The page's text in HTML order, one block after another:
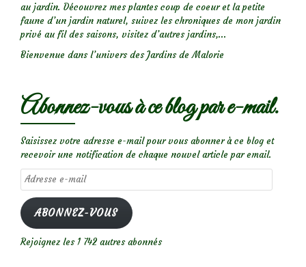
au jardin. Découvrez mes plantes coup de coeur et la petite
faune d’un jardin naturel, suivez les chroniques de mon jardin
privé au fil des saisons, visitez d’autres jardins,...
Bienvenue dans l’univers des Jardins de Malorie
Abonnez-vous à ce blog par e-mail.
Saisissez votre adresse e-mail pour vous abonner à ce blog et
recevoir une notification de chaque nouvel article par email.
Adresse
e-
mail
ABONNEZ-VOUS
Rejoignez les 1 742 autres abonnés